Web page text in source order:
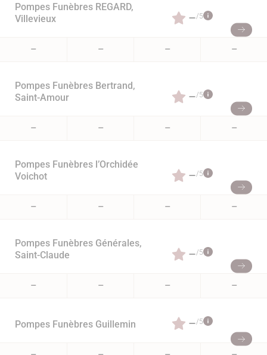
Pompes Funèbres REGARD,
Villevieux
–/5
– – – –
Pompes Funèbres Bertrand,
Saint-Amour
–/5
– – – –
Pompes Funèbres l’Orchidée
Voichot
–/5
– – – –
Pompes Funèbres Générales,
Saint-Claude
–/5
– – – –
Pompes Funèbres Guillemin –/5